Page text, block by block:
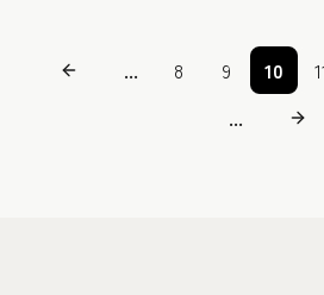
... 8 9 10
...